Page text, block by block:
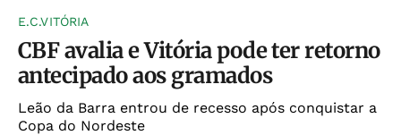
E.C.VITÓRIA
CBF avalia e Vitória pode ter retorno
antecipado aos gramados
Leão da Barra entrou de recesso após conquistar a
Copa do Nordeste